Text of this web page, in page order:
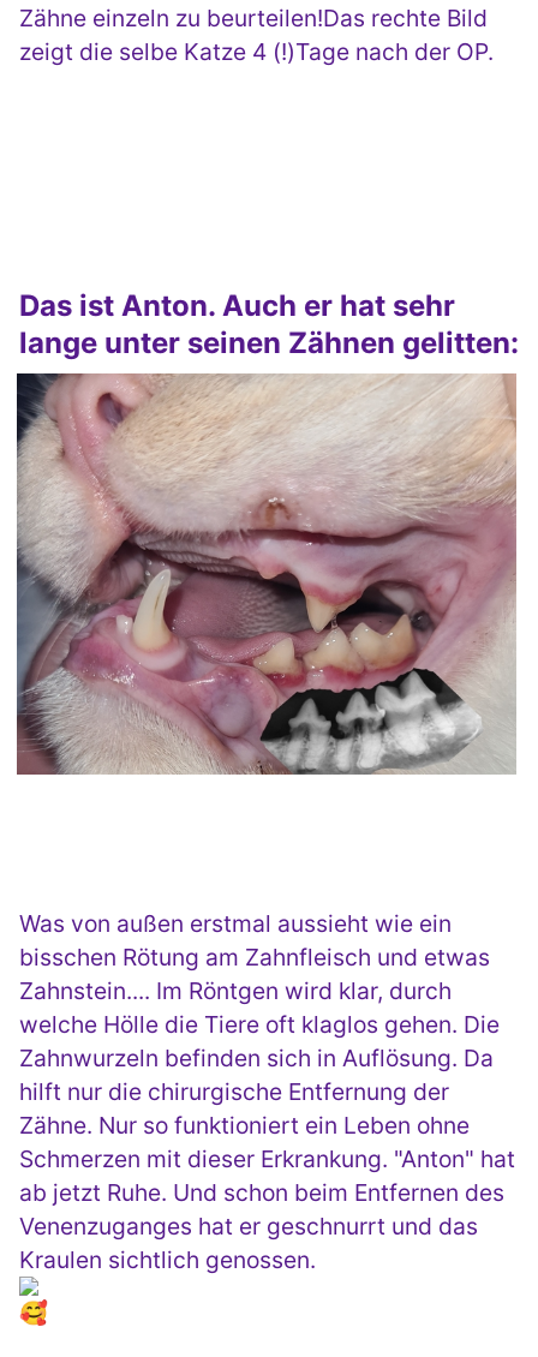
Zähne einzeln zu beurteilen!Das rechte Bild
zeigt die selbe Katze 4 (!)Tage nach der OP.
Das ist Anton. Auch er hat sehr
lange unter seinen Zähnen gelitten:
Was von außen erstmal aussieht wie ein
bisschen Rötung am Zahnfleisch und etwas
Zahnstein.... Im Röntgen wird klar, durch
welche Hölle die Tiere oft klaglos gehen. Die
Zahnwurzeln befinden sich in Auflösung. Da
hilft nur die chirurgische Entfernung der
Zähne. Nur so funktioniert ein Leben ohne
Schmerzen mit dieser Erkrankung. "Anton" hat
ab jetzt Ruhe. Und schon beim Entfernen des
Venenzuganges hat er geschnurrt und das
Kraulen sichtlich genossen.